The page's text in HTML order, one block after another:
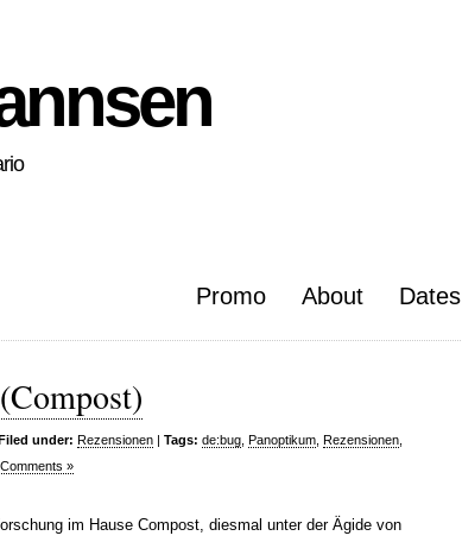
Promo About Dates
under: Rezensionen | Tags: de:bug Panoptikum Rezensionen
»
im Hause Compost, diesmal unter der Ägide von